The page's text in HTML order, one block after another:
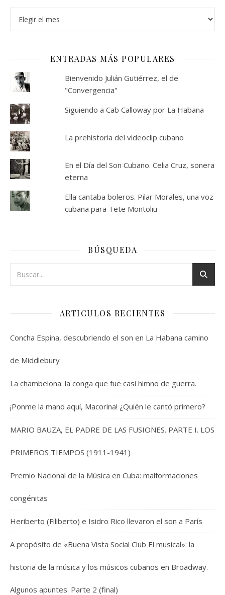
ENTRADAS MÁS POPULARES
Bienvenido Julián Gutiérrez, el de
"Convergencia"
Siguiendo a Cab Calloway por La Habana
La prehistoria del videoclip cubano
En el Día del Son Cubano. Celia Cruz, sonera
eterna
Ella cantaba boleros. Pilar Morales, una voz
cubana para Tete Montoliu
BÚSQUEDA
ARTICULOS RECIENTES
Concha Espina, descubriendo el son en La Habana camino
de Middlebury
La chambelona: la conga que fue casi himno de guerra.
¡Ponme la mano aquí, Macorina! ¿Quién le cantó primero?
MARIO BAUZA, EL PADRE DE LAS FUSIONES. PARTE I. LOS
PRIMEROS TIEMPOS (1911-1941)
Premio Nacional de la Música en Cuba: malformaciones
congénitas
Heriberto (Filiberto) e Isidro Rico llevaron el son a París
A propósito de «Buena Vista Social Club El musical»: la
historia de la música y los músicos cubanos en Broadway.
Algunos apuntes. Parte 2 (final)